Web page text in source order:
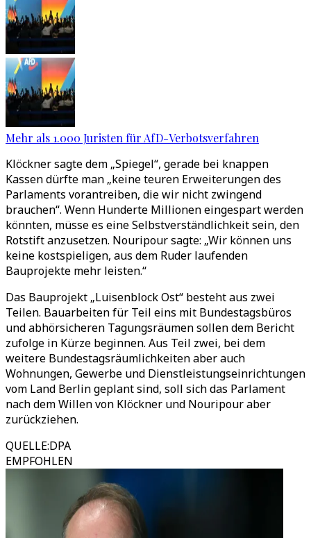
Mehr als 1.000 Juristen für AfD-Verbotsverfahren
Klöckner sagte dem „Spiegel“, gerade bei knappen
Kassen dürfte man „keine teuren Erweiterungen des
Parlaments vorantreiben, die wir nicht zwingend
brauchen“. Wenn Hunderte Millionen eingespart werden
könnten, müsse es eine Selbstverständlichkeit sein, den
Rotstift anzusetzen. Nouripour sagte: „Wir können uns
keine kostspieligen, aus dem Ruder laufenden
Bauprojekte mehr leisten.“
Das Bauprojekt „Luisenblock Ost“ besteht aus zwei
Teilen. Bauarbeiten für Teil eins mit Bundestagsbüros
und abhörsicheren Tagungsräumen sollen dem Bericht
zufolge in Kürze beginnen. Aus Teil zwei, bei dem
weitere Bundestagsräumlichkeiten aber auch
Wohnungen, Gewerbe und Dienstleistungseinrichtungen
vom Land Berlin geplant sind, soll sich das Parlament
nach dem Willen von Klöckner und Nouripour aber
zurückziehen.
QUELLE:DPA
EMPFOHLEN